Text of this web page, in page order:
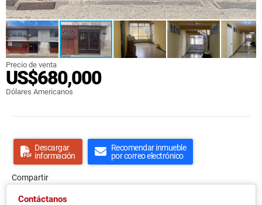
Precio de venta
US$680,000
Dólares Americanos
Descargar
información
Recomendar inmueble
por correo electrónico
Compartir
Contáctanos